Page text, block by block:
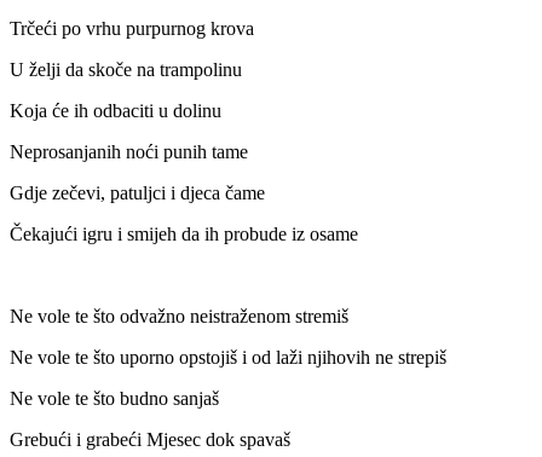
Trčeći po vrhu purpurnog krova
U želji da skoče na trampolinu
Koja će ih odbaciti u dolinu
Neprosanjanih noći punih tame
Gdje zečevi, patuljci i djeca čame
Čekajući igru i smijeh da ih probude iz osame
Ne vole te što odvažno neistraženom stremiš
Ne vole te što uporno opstojiš i od laži njihovih ne strepiš
Ne vole te što budno sanjaš
Grebući i grabeći Mjesec dok spavaš